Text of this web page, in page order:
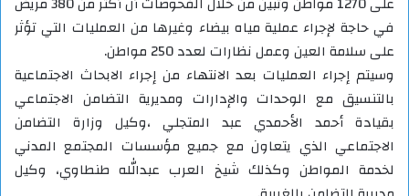
في حاجة لإجراء عملية مياه بيضاء وغيرها من العمليات التي تؤثر
على سلامة العين وعمل نظارات لعدد 250 مواطن.
وسيتم إجراء العمليات بعد الانتهاء من إجراء الابحاث الاجتماعية
بالتنسيق مع الوحدات والإدارات ومديرية التضامن الاجتماعي
بقيادة أحمد الأحمدي عبد المتجلي ،وكيل وزارة التضامن
الاجتماعي الذي يتعاون مع جميع مؤسسات المجتمع المدني
لخدمة المواطن وكذلك شيخ العرب عبدالله طنطاوي، وكيل